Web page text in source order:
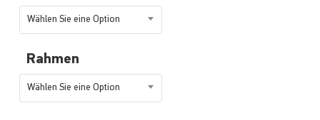
Wählen Sie eine Option
Rahmen
Wählen Sie eine Option